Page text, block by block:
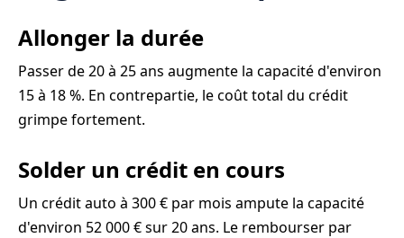
Allonger la durée
Passer de 20 à 25 ans augmente la capacité d'environ
15 à 18 %. En contrepartie, le coût total du crédit
grimpe fortement.
Solder un crédit en cours
Un crédit auto à 300 € par mois ampute la capacité
d'environ 52 000 € sur 20 ans. Le rembourser par